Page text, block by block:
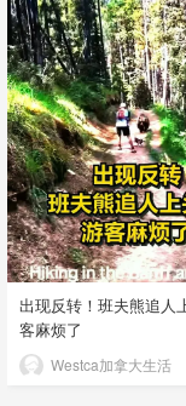
出现反转！班夫熊追人
客麻烦了
Westca加拿大生活